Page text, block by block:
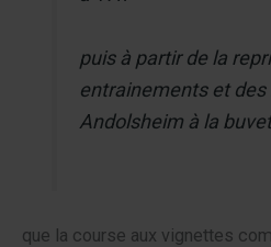
puis à partir de la
entrainements et
Andolsheim à la
que la course aux vignettes